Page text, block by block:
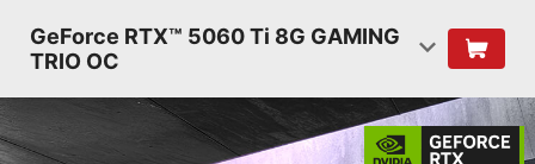
GeForce RTX™ 5060 Ti 8G GAMING
TRIO OC